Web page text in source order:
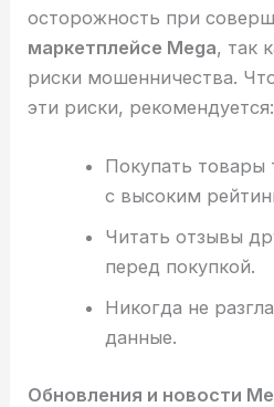
осторожность при
маркетплейсе Mega, так
риски мошенничества.
эти риски, рекомендуется:
Покупать товары
с высоким
Читать отзывы
перед покупкой.
Никогда не
данные.
Обновления и новости